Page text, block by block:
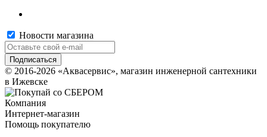
Новости магазина
© 2016-2026 «Аквасервис», магазин инженерной сантехники
в Ижевске
Компания
Интернет-магазин
Помощь покупателю